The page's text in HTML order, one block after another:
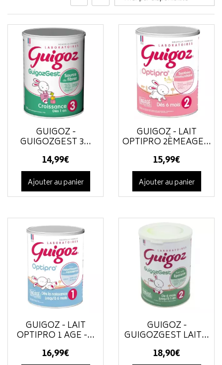
GUIGOZ -
GUIGOZGEST 3...
14,99€
Ajouter au panier
GUIGOZ - LAIT
OPTIPRO 2ÈMEAGE...
15,99€
Ajouter au panier
GUIGOZ - LAIT
OPTIPRO 1 AGE -...
16,99€
GUIGOZ -
GUIGOZGEST LAIT...
18,90€